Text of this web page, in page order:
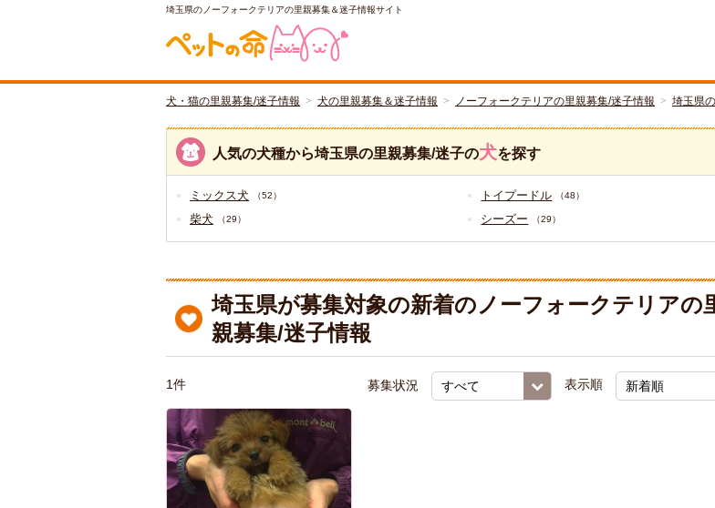
埼玉県のノーフォークテリアの里親募集＆迷子情報サイト
犬・猫の里親募集/迷子情報 犬の里親募集＆迷子情報 ノーフォークテリアの里親募集/迷子情報 埼玉県
人気の犬種から埼玉県の里親募集/迷子の犬を探す
ミックス犬 （52） トイプードル （48）
柴犬 （29） シーズー （29）
埼玉県が募集対象の新着のノーフォークテリアの
親募集/迷子情報
1件 募集状況 表示順